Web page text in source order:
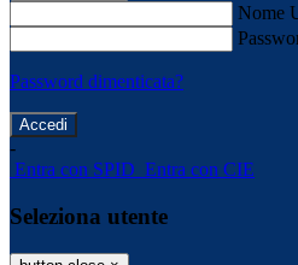
Nome
Password dimenticata?
-
Entra con SPID Entra con CIE
Seleziona utente